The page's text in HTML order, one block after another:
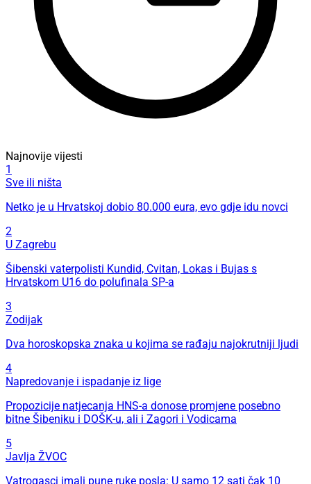
Najnovije vijesti
1
Sve ili ništa
Netko je u Hrvatskoj dobio 80.000 eura, evo gdje idu novci
2
U Zagrebu
Šibenski vaterpolisti Kundid, Cvitan, Lokas i Bujas s
Hrvatskom U16 do polufinala SP-a
3
Zodijak
Dva horoskopska znaka u kojima se rađaju najokrutniji ljudi
4
Napredovanje i ispadanje iz lige
Propozicije natjecanja HNS-a donose promjene posebno
bitne Šibeniku i DOŠK-u, ali i Zagori i Vodicama
5
Javlja ŽVOC
Vatrogasci imali pune ruke posla: U samo 12 sati čak 10